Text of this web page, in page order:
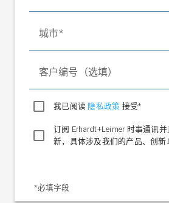
城市
客户编号（选填）
我已阅读 隐私政策 接受*
订阅 Erhardt+Leimer 时事通讯
新，具体涉及我们的产品、创新
*必填字段